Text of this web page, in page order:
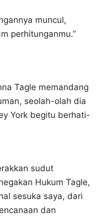
muncul,
perhitunganmu.”
Tagle memandang
seolah-olah dia
York begitu berhati-
sudut
Hukum Tagle,
sesuka saya, dari
dan